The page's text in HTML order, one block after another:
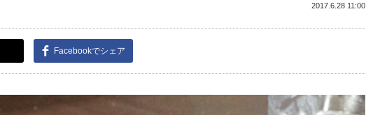
2017.6.28 11:00
Facebookでシェア